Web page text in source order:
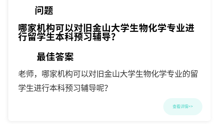
问题
哪家机构可以对旧金山大学生物化学专业进
行留学生本科预习辅导？
最佳答案
老师，哪家机构可以对旧金山大学生物化学专业的留
学生进行本科预习辅导呢？
查看详情>>